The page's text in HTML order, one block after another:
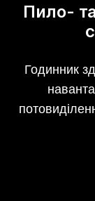
Пило-
Годинник